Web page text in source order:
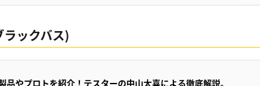
ックバス)
品やプロトを紹介！テスターの中山太喜による徹底解説。